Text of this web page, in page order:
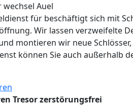
Auel
für beschäftigt sich mit
Wir lassen verzweifelte
montieren wir neue
können Sie auch außerhalb
Tresor zerstörungsfrei